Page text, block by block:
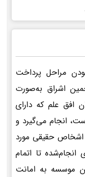
مراحل پرداخت
اشراق به‌صورت
افق علم که دارای
انجام می‌گیرد و
حقیقی مورد
تا اتمام
موسسه به امانت